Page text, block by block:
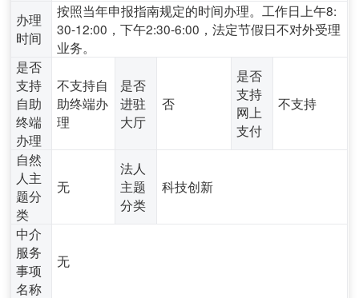
办理
时间
按照当年申报指南规定的时间办理。工作日上午8:
30-12:00，下午2:30-6:00，法定节假日不对外受理
业务。
是否
支持
自助
终端
办理
不支持自
助终端办
理
是否
进驻
大厅
否
是否
支持
网上
支付
不支持
自然
人主
题分
类
无
法人
主题
分类
科技创新
中介
服务
事项
名称
无